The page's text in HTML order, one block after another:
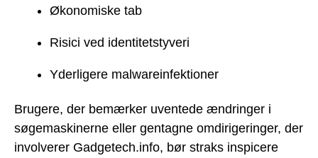
Økonomiske tab
Risici ved identitetstyveri
Yderligere malwareinfektioner
Brugere, der bemærker uventede ændringer i
søgemaskinerne eller gentagne omdirigeringer, der
involverer Gadgetech.info, bør straks inspicere